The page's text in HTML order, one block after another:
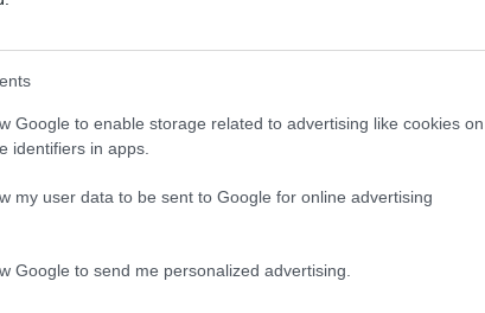
Google to enable storage related to advertising like cookies on
identifiers in apps.
my user data to be sent to Google for online advertising
Google to send me personalized advertising.
kész a házid?”
előléptetést. Emily és Sophia csendben hallgatta.